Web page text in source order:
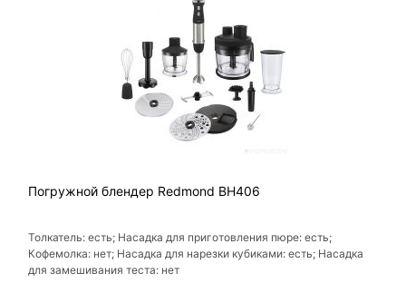
Погружной блендер Redmond BH406
Толкатель: есть; Насадка для приготовления пюре: есть;
Кофемолка: нет; Насадка для нарезки кубиками: есть; Насадка
для замешивания теста: нет